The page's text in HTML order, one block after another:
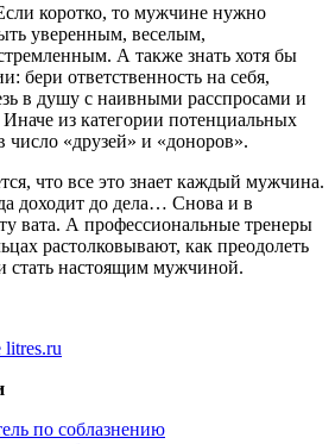
коротко, то мужчине нужно
уверенным, веселым,
А также знать хотя бы
бери ответственность на себя,
в душу с наивными расспросами и
из категории потенциальных
число «друзей» и «доноров».
что все это знает каждый мужчина.
доходит до дела… Снова и в
вата. А профессиональные тренеры
растолковывают, как преодолеть
стать настоящим мужчиной.
litres.ru
по соблазнению